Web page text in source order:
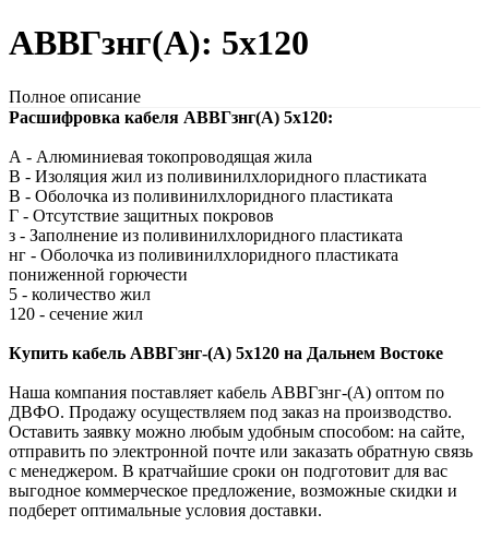
АВВГзнг(A): 5х120
Полное описание
Расшифровка кабеля АВВГзнг(A) 5х120:
А - Алюминиевая токопроводящая жила
В - Изоляция жил из поливинилхлоридного пластиката
В - Оболочка из поливинилхлоридного пластиката
Г - Отсутствие защитных покровов
з - Заполнение из поливинилхлоридного пластиката
нг - Оболочка из поливинилхлоридного пластиката
пониженной горючести
5 - количество жил
120 - сечение жил
Купить кабель АВВГзнг-(А) 5х120 на Дальнем Востоке
Наша компания поставляет кабель АВВГзнг-(А) оптом по
ДВФО. Продажу осуществляем под заказ на производство.
Оставить заявку можно любым удобным способом: на сайте,
отправить по электронной почте или заказать обратную связь
с менеджером. В кратчайшие сроки он подготовит для вас
выгодное коммерческое предложение, возможные скидки и
подберет оптимальные условия доставки.